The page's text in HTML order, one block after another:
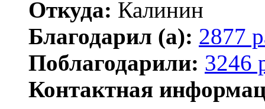
Откуда: Калинин
Благодарил (а): 2877
Поблагодарили: 3246
Контактная